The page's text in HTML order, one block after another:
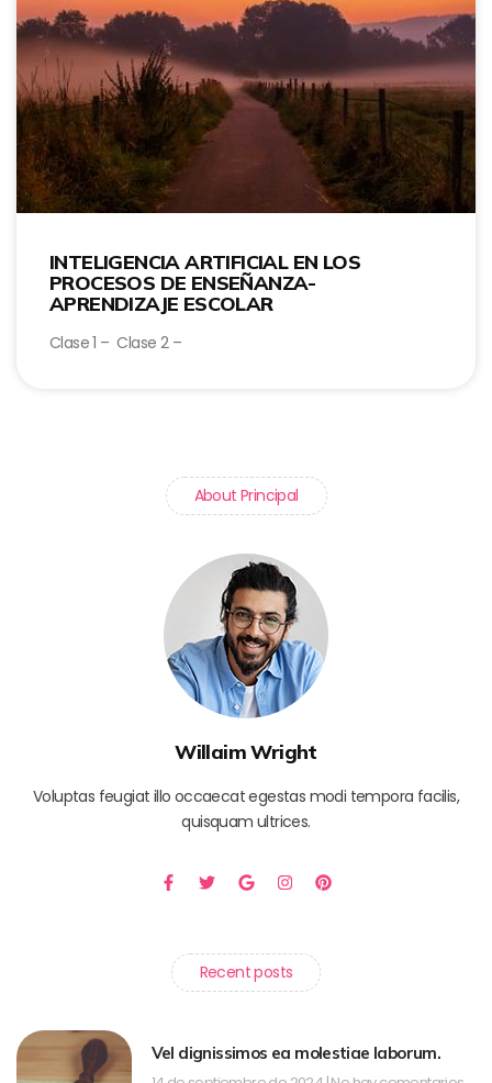
INTELIGENCIA ARTIFICIAL EN LOS
PROCESOS DE ENSEÑANZA-
APRENDIZAJE ESCOLAR
Clase 1 – Clase 2 –
About Principal
Willaim Wright
Voluptas feugiat illo occaecat egestas modi tempora facilis,
quisquam ultrices.
Recent posts
Vel dignissimos ea molestiae laborum.